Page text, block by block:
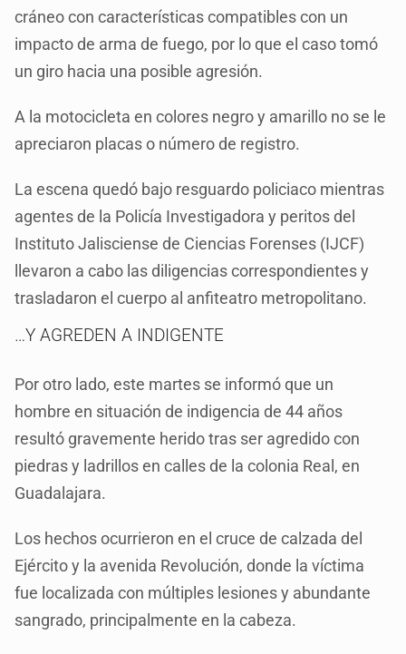
cráneo con características compatibles con un
impacto de arma de fuego, por lo que el caso tomó
un giro hacia una posible agresión.
A la motocicleta en colores negro y amarillo no se le
apreciaron placas o número de registro.
La escena quedó bajo resguardo policiaco mientras
agentes de la Policía Investigadora y peritos del
Instituto Jalisciense de Ciencias Forenses (IJCF)
llevaron a cabo las diligencias correspondientes y
trasladaron el cuerpo al anfiteatro metropolitano.
…Y AGREDEN A INDIGENTE
Por otro lado, este martes se informó que un
hombre en situación de indigencia de 44 años
resultó gravemente herido tras ser agredido con
piedras y ladrillos en calles de la colonia Real, en
Guadalajara.
Los hechos ocurrieron en el cruce de calzada del
Ejército y la avenida Revolución, donde la víctima
fue localizada con múltiples lesiones y abundante
sangrado, principalmente en la cabeza.